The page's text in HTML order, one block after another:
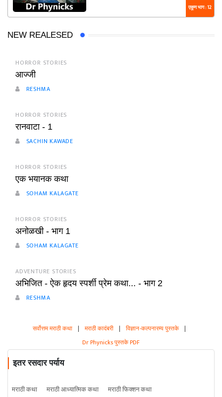
एकूण भाग : 12
NEW REALESED
HORROR STORIES
आज्जी
RESHMA
HORROR STORIES
रानवाटा - 1
SACHIN KAWADE
HORROR STORIES
एक भयानक कथा
SOHAM KALAGATE
HORROR STORIES
अनोळखी - भाग 1
SOHAM KALAGATE
ADVENTURE STORIES
अभिजित - ऐक हृदय स्पर्शी प्रेम कथा... - भाग 2
RESHMA
सर्वोत्तम मराठी कथा | मराठी कादंबरी | विज्ञान-कल्पनारम्य पुस्तके |
Dr Phynicks पुस्तके PDF
इतर रसदार पर्याय
मराठी कथा मराठी आध्यात्मिक कथा
मराठी फिक्शन कथा